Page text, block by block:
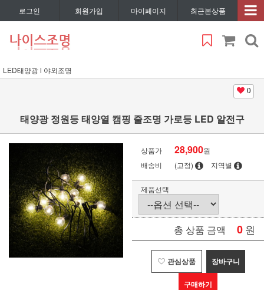
로그인 회원가입 마이페이지 최근본상품
LED태양광 l 야외조명
0
태양광 정원등 태양열 캠핑 줄조명 가로등 LED 알전구
상품가 28,900원
배송비
(고정) 지역별
제품선택
총 상품 금액 0 원
관심상품 장바구니
구매하기